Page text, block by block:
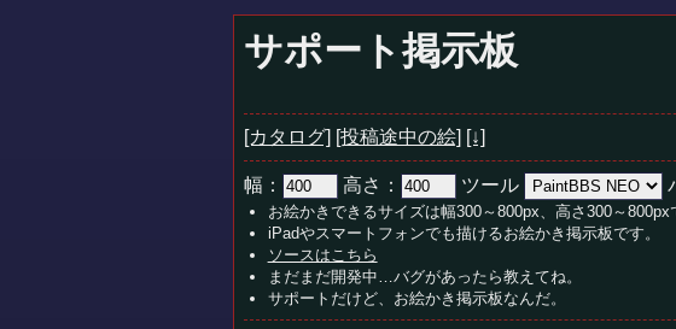
サポート掲示板
[カタログ] [投稿途中の絵] [↓]
幅： 高さ： ツール
お絵かきできるサイズは幅300～800px、高さ300～800px
iPadやスマートフォンでも描けるお絵かき掲示板です。
ソースはこちら
まだまだ開発中…バグがあったら教えてね。
サポートだけど、お絵かき掲示板なんだ。